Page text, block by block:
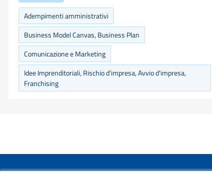
Adempimenti amministrativi
Business Model Canvas, Business Plan
Comunicazione e Marketing
Idee Imprenditoriali, Rischio d'impresa, Avvio d'impresa,
Franchising